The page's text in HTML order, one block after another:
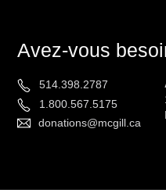
Avez-vous
514.398.2787
1.800.567.5175
donations@mcgill.ca